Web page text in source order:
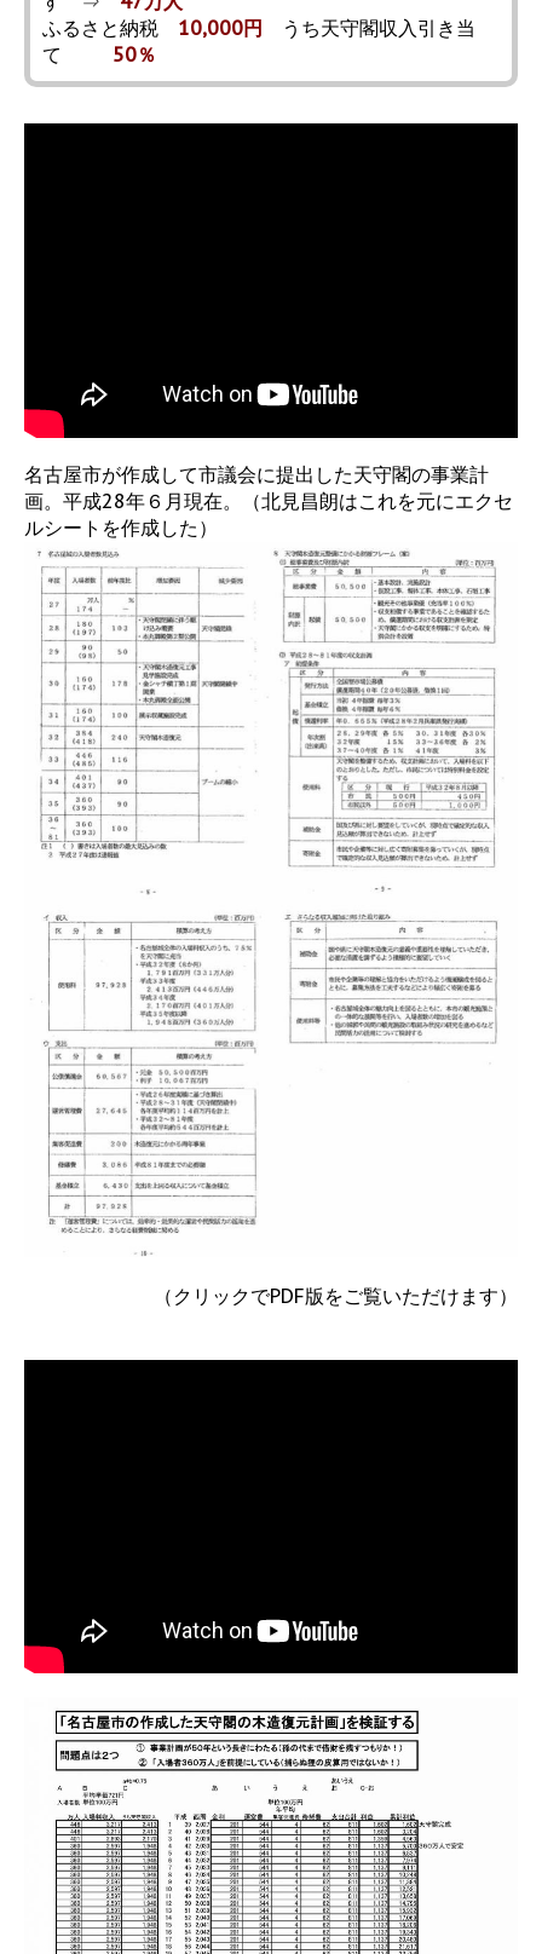
ふるさと納税 10,000円
うち天守閣収入引き当
て 50％
名古屋市が作成して市議会に提出した天守閣の事業計
画。平成28年６月現在。（北見昌朗はこれを元にエクセ
ルシートを作成した）
（クリックでPDF版をご覧いただけます）